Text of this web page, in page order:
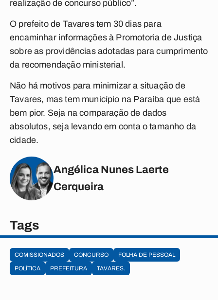
realização de concurso público”.
O prefeito de Tavares tem 30 dias para
encaminhar informações à Promotoria de Justiça
sobre as providências adotadas para cumprimento
da recomendação ministerial.
Não há motivos para minimizar a situação de
Tavares, mas tem município na Paraíba que está
bem pior. Seja na comparação de dados
absolutos, seja levando em conta o tamanho da
cidade.
Angélica Nunes Laerte
Cerqueira
Tags
COMISSIONADOS CONCURSO
FOLHA DE PESSOAL
POLÍTICA
PREFEITURA TAVARES.